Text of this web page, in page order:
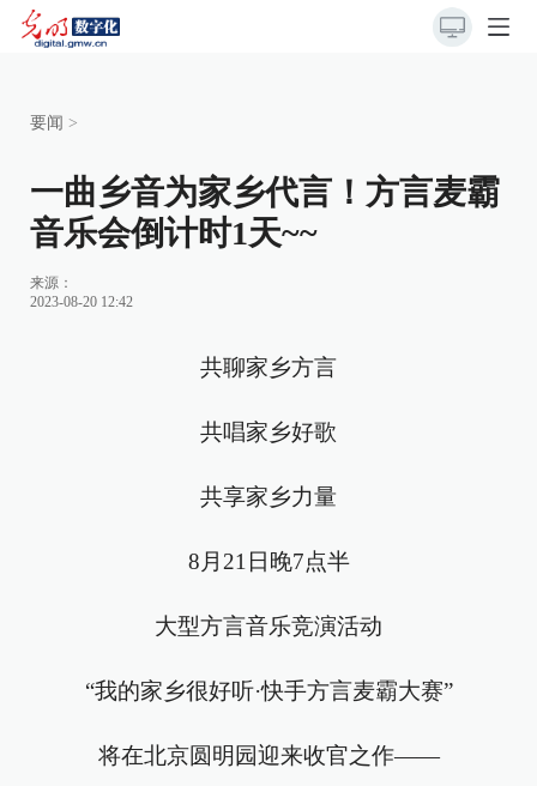
要闻 >
一曲乡音为家乡代言！方言麦霸
音乐会倒计时1天~~
来源：
2023-08-20 12:42
共聊家乡方言
共唱家乡好歌
共享家乡力量
8月21日晚7点半
大型方言音乐竞演活动
“我的家乡很好听·快手方言麦霸大赛”
将在北京圆明园迎来收官之作——